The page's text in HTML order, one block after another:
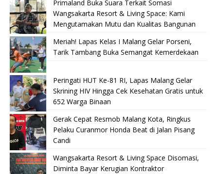
Primaland Buka Suara Terkait Somasi
Wangsakarta Resort & Living Space: Kami
Mengutamakan Mutu dan Kualitas Bangunan
Meriah! Lapas Kelas I Malang Gelar Porseni,
Tarik Tambang Buka Semangat Kemerdekaan
Peringati HUT Ke-81 RI, Lapas Malang Gelar
Skrining HIV Hingga Cek Kesehatan Gratis untuk
652 Warga Binaan
Gerak Cepat Resmob Malang Kota, Ringkus
Pelaku Curanmor Honda Beat di Jalan Pisang
Candi
Wangsakarta Resort & Living Space Disomasi,
Diminta Bayar Kerugian Kontraktor